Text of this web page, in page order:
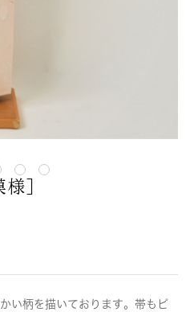
］
い柄を描いております。帯もピ